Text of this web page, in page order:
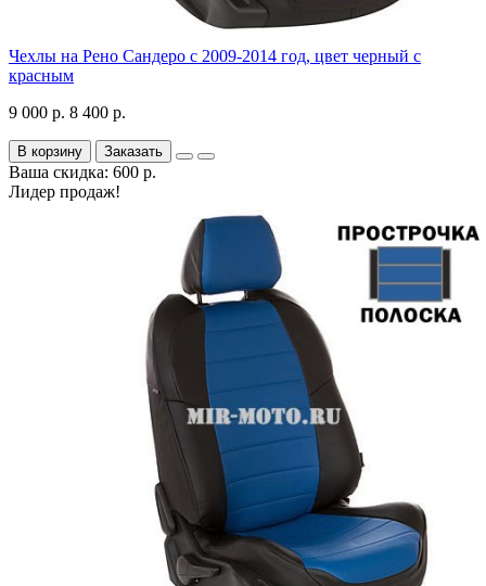
Чехлы на Рено Сандеро с 2009-2014 год, цвет черный с
красным
9 000 р. 8 400 р.
В корзину Заказать
Ваша скидка: 600 р.
Лидер продаж!